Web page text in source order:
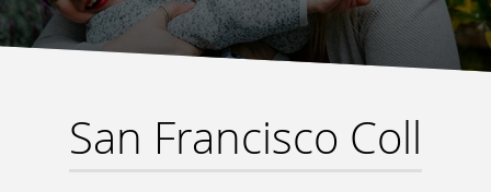
San Francisco Coll